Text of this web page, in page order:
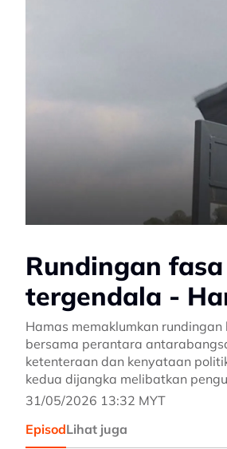
Rundingan
tergendala -
Hamas memaklumkan
bersama perantara
ketenteraan dan kenyataan
kedua dijangka melibatkan
31/05/2026 13:32 MYT
EpisodLihat juga